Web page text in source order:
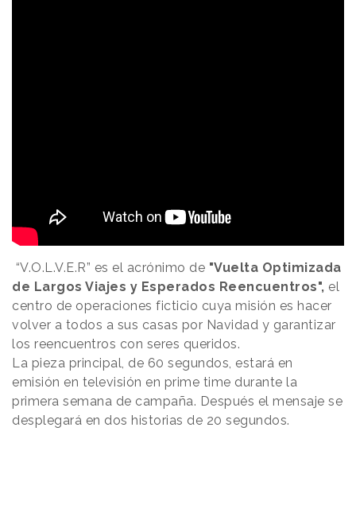
“V.O.L.V.E.R” es el acrónimo de "Vuelta Optimizada
de Largos Viajes y Esperados Reencuentros", el
centro de operaciones ficticio cuya misión es hacer
volver a todos a sus casas por Navidad y garantizar
los reencuentros con seres queridos.
La pieza principal, de 60 segundos, estará en
emisión en televisión en prime time durante la
primera semana de campaña. Después el mensaje se
desplegará en dos historias de 20 segundos.